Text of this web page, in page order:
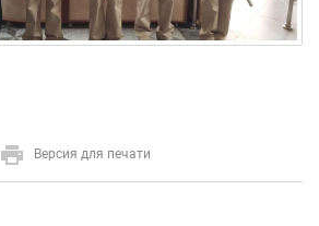
Версия для печати